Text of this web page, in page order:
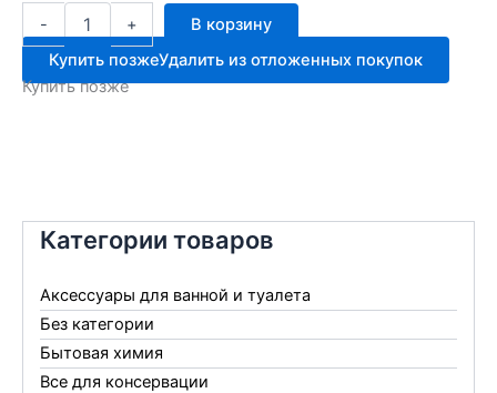
Категории товаров
Аксессуары для ванной и туалета
Без категории
Бытовая химия
Все для консервации
-
Количество
товара
AMIGO
MEGA
ролик
+
В корзину
Купить позжеУдалить из отложенных покупок
Купить позже